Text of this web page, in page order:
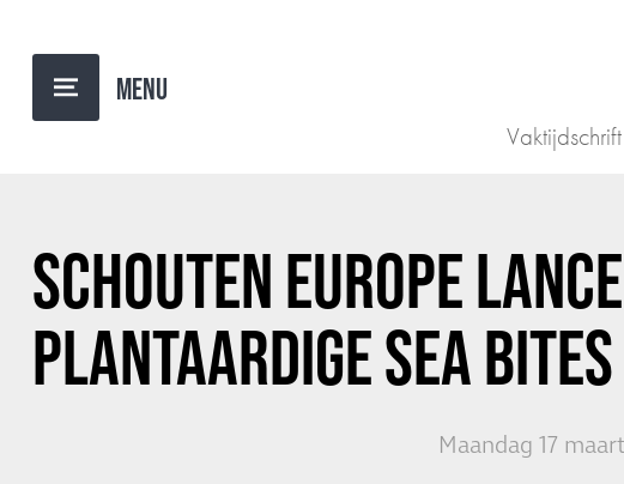
SCHOUTEN EUROPE
PLANTAARDIGE SEA BITES
Maandag 17